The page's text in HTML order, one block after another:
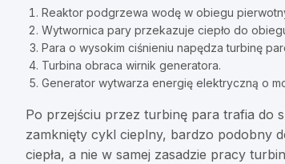
Reaktor podgrzewa wodę w obiegu
Wytwornica pary przekazuje ciepło do
Para o wysokim ciśnieniu napędza turbinę
Turbina obraca wirnik generatora.
Generator wytwarza energię elektryczną o
Po przejściu przez turbinę para trafia do
zamknięty cykl cieplny, bardzo podobny
ciepła, a nie w samej zasadzie pracy